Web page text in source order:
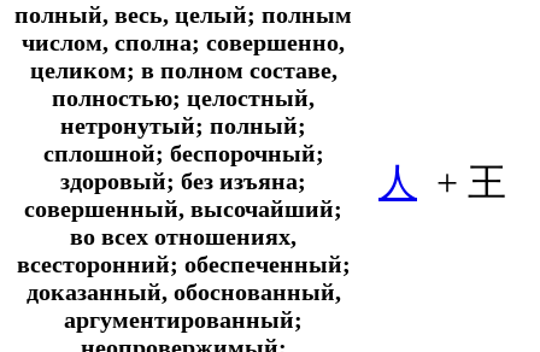
полный, весь, целый; полным
числом, сполна; совершенно,
целиком; в полном составе,
полностью; целостный,
нетронутый; полный;
сплошной; беспорочный;
здоровый; без изъяна;
совершенный, высочайший;
во всех отношениях,
всесторонний; обеспеченный;
доказанный, обоснованный,
аргументированный;
人 + 王